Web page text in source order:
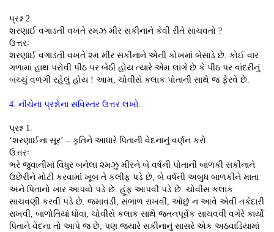
પ્રશ્ન 2.
શરણાઈ વગાડતી વખતે રમઝ મીર સકીનાને કેવી રીતે સાચવતો ?
ઉત્તરઃ
શરણાઈ વગાડતી વખતે ૨મ મીર સકીનાને એની કોખમાં બેસાડે છે. કોઈ વાર
ગળામાં હાથ પરોવી પીઠ પર બેઠી હોય ત્યારે એમ લાગે છે કે પીઠ પર વાંદરીનું
બચ્ચું વળગી રહેલું હોય ! આમ, ચોવીસે કલાક પોતાની સાથે જ ફેરવે છે.
4. નીચેના પ્રશ્નોના સવિસ્તર ઉત્તર લખો.
પ્રશ્ન 1.
‘શરણાઈના સૂર’ – કૃતિને આધારે પિતાની વેદનાનું વર્ણન કરો.
ઉત્તરઃ
ભરે જુવાનીમાં વિધુર બનેલા ૨મઝુ મીરને બે વર્ષની પોતાની બાળકી સકીનાને
ઉછેરીને મોટી કરવામાં ખૂબ તે કલીફ પડે છે, બે વર્ષની અબુધ બાળકીને માતા
અને પિતાનો ખાર આપવો પડે છે. હૂંફ આપવી પડે છે. ચોવીસ કલાક
સાચવણી કરવી પડે છે. જમાવડી, સંભાળ રાખવી, ઓછું ન આવે એવી તકેદારી
રાખવી, બાળોતિયાં ધોવા, ચોવીસે કલાક સાથે જતનપૂર્વક સાચવવી વગેરે કાર્યો
પિતાને વેદના તો આપે જ છે; પણ જ્યારે સકીનાનું સાસરે એક અઠવાડિયામાં